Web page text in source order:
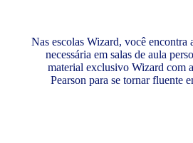
Nas escolas Wizard, você encontra
necessária em salas de aula
material exclusivo Wizard com
Pearson para se tornar fluente